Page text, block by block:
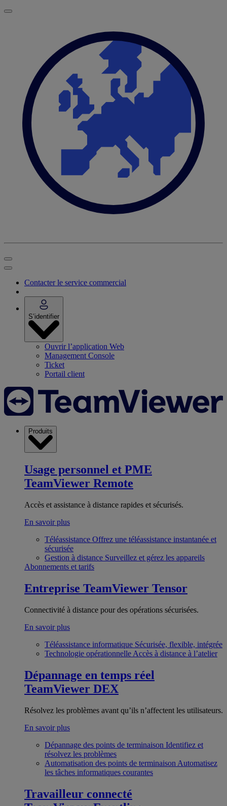
Contacter le service commercial
S’identifier
Ouvrir l’application Web
Management Console
Ticket
Portail client
Produits
Usage personnel et PME
TeamViewer Remote
Accès et assistance à distance rapides et sécurisés.
En savoir plus
Téléassistance Offrez une téléassistance instantanée et
sécurisée
Gestion à distance Surveillez et gérez les appareils
Abonnements et tarifs
Entreprise TeamViewer Tensor
Connectivité à distance pour des opérations sécurisées.
En savoir plus
Téléassistance informatique Sécurisée, flexible, intégrée
Technologie opérationnelle Accès à distance à l’atelier
Dépannage en temps réel
TeamViewer DEX
Résolvez les problèmes avant qu’ils n’affectent les utilisateurs.
En savoir plus
Dépannage des points de terminaison Identifiez et
résolvez les problèmes
Automatisation des points de terminaison Automatisez
les tâches informatiques courantes
Travailleur connecté